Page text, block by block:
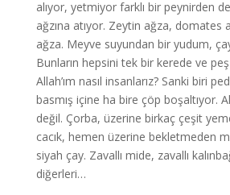
alıyor, yetmiyor farklı bir peynirden
ağzına atıyor. Zeytin ağza, domates
ağza. Meyve suyundan bir yudum,
Bunların hepsini tek bir kerede ve
Allah’ım nasıl insanlarız? Sanki biri
basmış içine ha bire çöp boşaltıyor.
değil. Çorba, üzerine birkaç çeşit
cacık, hemen üzerine bekletmeden
siyah çay. Zavallı mide, zavallı
diğerleri…